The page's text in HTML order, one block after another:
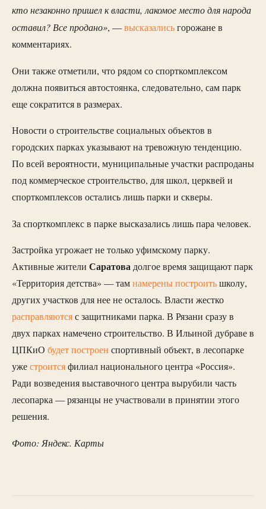
кто незаконно пришел к власти, лакомое место для народа
оставил? Все продано», —высказалисьгорожане в
комментариях.
Они также отметили, что рядом со спорткомплексом
должна появиться автостоянка, следовательно, сам парк
еще сократится в размерах.
Новости о строительстве социальных объектов в
городских парках указывают на тревожную тенденцию.
По всей вероятности, муниципальные участки распроданы
под коммерческое строительство, для школ, церквей и
спорткомплексов остались лишь парки и скверы.
За спорткомплекс в парке высказались лишь пара человек.
Застройка угрожает не только уфимскому парку.
Активные жители Саратовадолгое время защищают парк
«Территория детства» — тамнамерены построитьшколу,
других участков для нее не осталось. Власти жестко
расправляютсяс защитниками парка. В Рязани сразу в
двух парках намечено строительство. В Ильиной дубраве в
ЦПКиО будет построен спортивный объект, в лесопарке
ужестроитсяфилиал национального центра «Россия».
Ради возведения выставочного центра вырубили часть
лесопарка — рязанцы не участвовали в принятии этого
решения.
Фото: Яндекс. Карты